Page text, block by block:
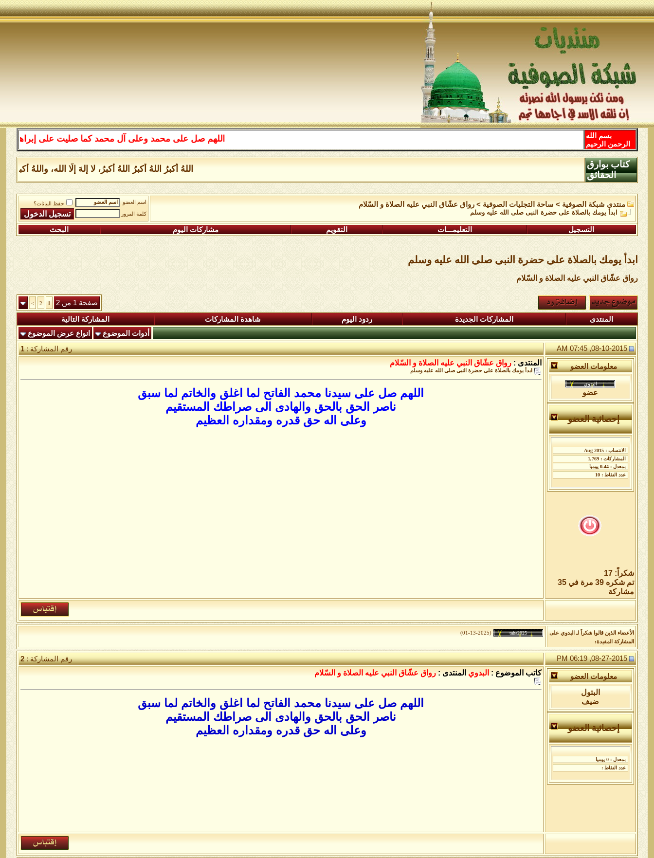
اللهم صل على محمد وعلى آل محمد كما صليت على إبراهيم وعلى آل
بسم الله
الرحمن الرحيم
اللهُ أكبرُ اللهُ أكبرُ اللهُ أكبرُ، لا إلهَ إلَّا الله، واللهُ أكبر
كتاب بوارق
الحقائق
منتدى شبكة الصوفية > ساحة التجليات الصوفية >رواق عشّاق النبي عليه الصلاة و السّلام
ابدأ يومك بالصلاة على حضرة النبى صلى الله عليه وسلم
اسم العضو
حفظ البيانات؟
كلمة المرور
التسجيل التعليمـــات التقويم مشاركات اليوم البحث
ابدأ يومك بالصلاة على حضرة النبى صلى الله عليه وسلم
رواق عشّاق النبي عليه الصلاة و السّلام
صفحة 1 من 2 1
2
>
المنتدى المشاركات الجديدة ردود اليوم شاهدة المشاركات
المشاركة التالية
أدوات الموضوع
انواع عرض الموضوع
08-10-2015, 07:45 AM
رقم المشاركة :1
معلومات العضو
عضو
إحصائية العضو
شكراً: 17
تم شكره 39 مرة في 35
مشاركة
المنتدى : رواق عشّاق النبي عليه الصلاة و السّلام
ابدأ يومك بالصلاة على حضرة النبى صلى الله عليه وسلم
اللهم صل على سيدنا محمد الفاتح لما اغلق والخاتم لما سبق
ناصر الحق بالحق والهادى الى صراطك المستقيم
وعلى اله حق قدره ومقداره العظيم
الأعضاء الذين قالوا شكراً لـ البدوي على
المشاركة المفيدة:
(01-13-2025)
08-27-2015, 06:19 PM رقم المشاركة :2
معلومات العضو
البتول
ضيف
إحصائية العضو
كاتب الموضوع : البدوي المنتدى : رواق عشّاق النبي عليه الصلاة و السّلام
اللهم صل على سيدنا محمد الفاتح لما اغلق والخاتم لما سبق
ناصر الحق بالحق والهادى الى صراطك المستقيم
وعلى اله حق قدره ومقداره العظيم